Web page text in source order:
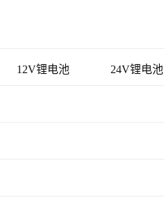
12V锂电池 24V锂电池